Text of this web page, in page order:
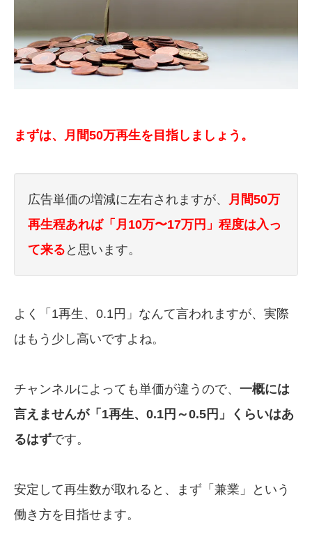
まずは、月間50万再生を目指しましょう。
広告単価の増減に左右されますが、 月間50万
再生程あれば「月10万〜17万円」程度は入っ
て来る と思います。
よく「1再生、0.1円」なんて言われますが、実際
はもう少し高いですよね。
チャンネルによっても単価が違うので、 一概には
言えませんが「1再生、0.1円～0.5円」くらいはあ
るはずです。
安定して再生数が取れると、まず「兼業」という
働き方を目指せます。